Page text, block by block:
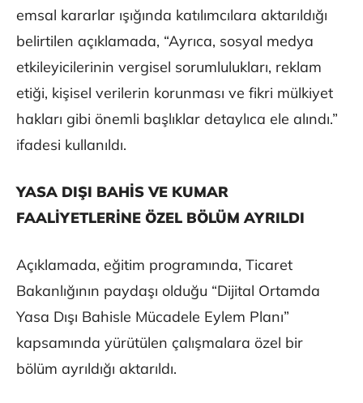
emsal kararlar ışığında katılımcılara aktarıldığı
belirtilen açıklamada, “Ayrıca, sosyal medya
etkileyicilerinin vergisel sorumlulukları, reklam
etiği, kişisel verilerin korunması ve fikri mülkiyet
hakları gibi önemli başlıklar detaylıca ele alındı.”
ifadesi kullanıldı.
YASA DIŞI BAHİS VE KUMAR
FAALİYETLERİNE ÖZEL BÖLÜM AYRILDI
Açıklamada, eğitim programında, Ticaret
Bakanlığının paydaşı olduğu “Dijital Ortamda
Yasa Dışı Bahisle Mücadele Eylem Planı”
kapsamında yürütülen çalışmalara özel bir
bölüm ayrıldığı aktarıldı.